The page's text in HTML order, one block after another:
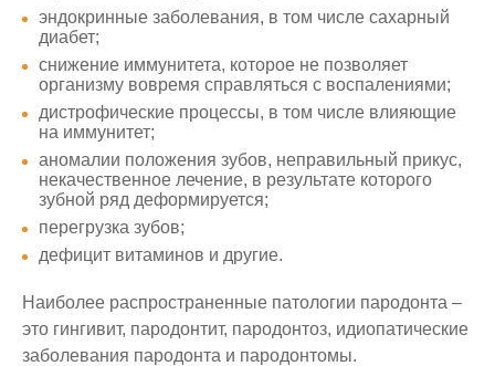
эндокринные заболевания, в том числе сахарный
диабет;
снижение иммунитета, которое не позволяет
организму вовремя справляться с воспалениями;
дистрофические процессы, в том числе влияющие
на иммунитет;
аномалии положения зубов, неправильный прикус,
некачественное лечение, в результате которого
зубной ряд деформируется;
перегрузка зубов;
дефицит витаминов и другие.
Наиболее распространенные патологии пародонта –
это гингивит, пародонтит, пародонтоз, идиопатические
заболевания пародонта и пародонтомы.